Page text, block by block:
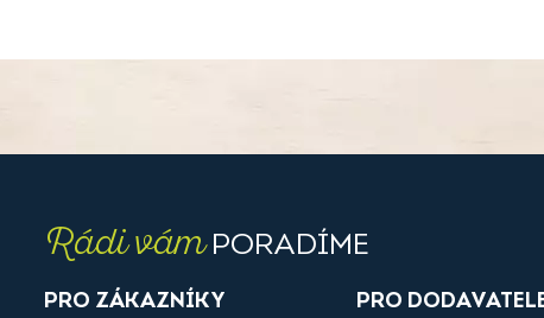
Rádi vámPORADÍME
PRO ZÁKAZNÍKY PRO